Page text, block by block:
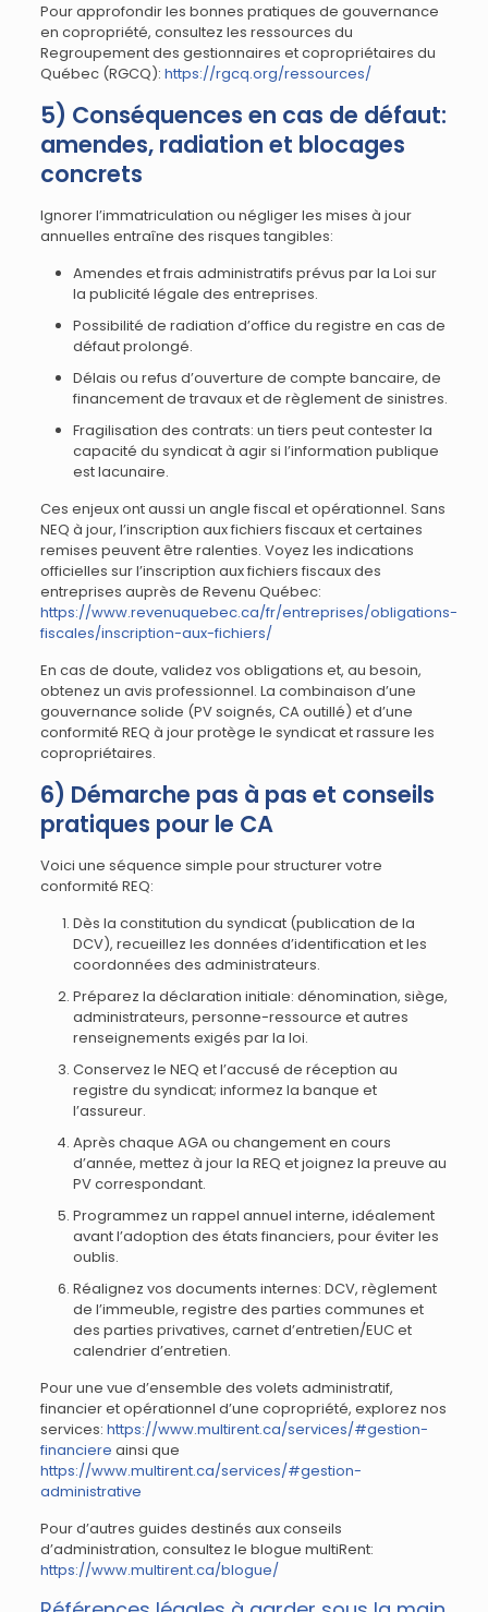
Pour approfondir les bonnes pratiques de gouvernance
en copropriété, consultez les ressources du
Regroupement des gestionnaires et copropriétaires du
Québec (RGCQ): https://rgcq.org/ressources/
5) Conséquences en cas de défaut:
amendes, radiation et blocages
concrets
Ignorer l’immatriculation ou négliger les mises à jour
annuelles entraîne des risques tangibles:
Amendes et frais administratifs prévus par la Loi sur
la publicité légale des entreprises.
Possibilité de radiation d’office du registre en cas de
défaut prolongé.
Délais ou refus d’ouverture de compte bancaire, de
financement de travaux et de règlement de sinistres.
Fragilisation des contrats: un tiers peut contester la
capacité du syndicat à agir si l’information publique
est lacunaire.
Ces enjeux ont aussi un angle fiscal et opérationnel. Sans
NEQ à jour, l’inscription aux fichiers fiscaux et certaines
remises peuvent être ralenties. Voyez les indications
officielles sur l’inscription aux fichiers fiscaux des
entreprises auprès de Revenu Québec:
https://www.revenuquebec.ca/fr/entreprises/obligations-
fiscales/inscription-aux-fichiers/
En cas de doute, validez vos obligations et, au besoin,
obtenez un avis professionnel. La combinaison d’une
gouvernance solide (PV soignés, CA outillé) et d’une
conformité REQ à jour protège le syndicat et rassure les
copropriétaires.
6) Démarche pas à pas et conseils
pratiques pour le CA
Voici une séquence simple pour structurer votre
conformité REQ:
Dès la constitution du syndicat (publication de la
DCV), recueillez les données d’identification et les
coordonnées des administrateurs.
Préparez la déclaration initiale: dénomination, siège,
administrateurs, personne-ressource et autres
renseignements exigés par la loi.
Conservez le NEQ et l’accusé de réception au
registre du syndicat; informez la banque et
l’assureur.
Après chaque AGA ou changement en cours
d’année, mettez à jour la REQ et joignez la preuve au
PV correspondant.
Programmez un rappel annuel interne, idéalement
avant l’adoption des états financiers, pour éviter les
oublis.
Réalignez vos documents internes: DCV, règlement
de l’immeuble, registre des parties communes et
des parties privatives, carnet d’entretien/EUC et
calendrier d’entretien.
Pour une vue d’ensemble des volets administratif,
financier et opérationnel d’une copropriété, explorez nos
services: https://www.multirent.ca/services/#gestion-
financiere ainsi que
https://www.multirent.ca/services/#gestion-
administrative
Pour d’autres guides destinés aux conseils
d’administration, consultez le blogue multiRent:
https://www.multirent.ca/blogue/